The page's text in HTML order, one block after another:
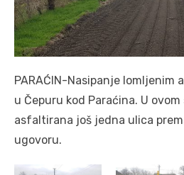
PARAĆIN-Nasipanje lomljenim
u Čepuru kod Paraćina. U
asfaltirana još jedna ulica
ugovoru.